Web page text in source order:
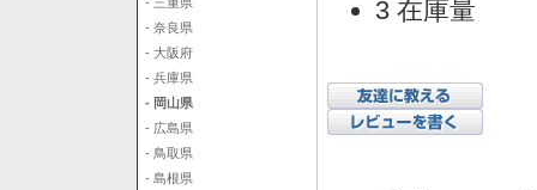
- 奈良県
- 大阪府
- 兵庫県
- 岡山県
- 広島県
- 鳥取県
- 島根県
3 在庫量